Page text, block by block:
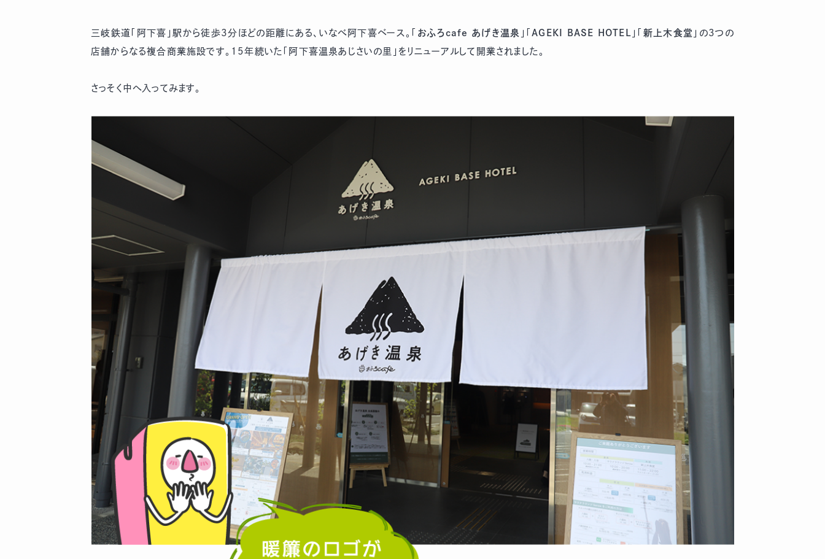
三岐鉄道「阿下喜」駅から徒歩3分ほどの距離にある、いなべ阿下喜ベース。「 おふろcafe あげき温泉 」「 AGEKI BASE HOTEL 」「 新上木食堂 」の3つの
店舗からなる複合商業施設です。15年続いた「阿下喜温泉あじさいの里」をリニューアルして開業されました。
さっそく中へ入ってみます。